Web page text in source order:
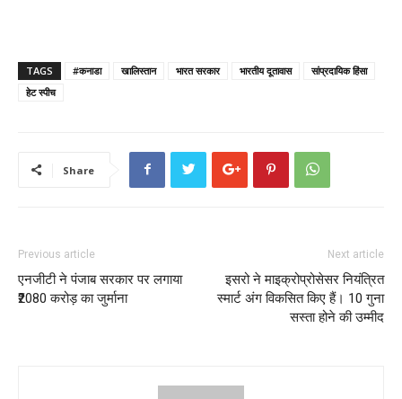
TAGS #कनाडा खालिस्तान भारत सरकार भारतीय दूतावास
सांप्रदायिक हिंसा
हेट स्पीच
Share
Previous article
एनजीटी ने पंजाब सरकार पर लगाया
₹2080 करोड़ का जुर्माना
Next article
इसरो ने माइक्रोप्रोसेसर नियंत्रित
स्मार्ट अंग विकसित किए हैं। 10 गुना
सस्ता होने की उम्मीद